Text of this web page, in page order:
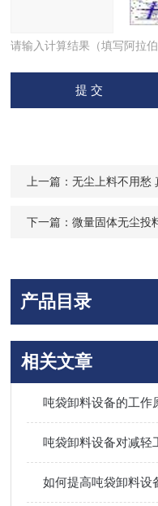
请输入计算结果（填写阿拉
上一篇：无尘上料不用愁
下一篇：微量固体无尘投料
产品目录
相关文章
吨袋卸料设备的工作
吨袋卸料设备对减轻
如何提高吨袋卸料设